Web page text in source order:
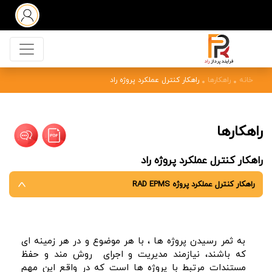
خانه راهکارها راهکار کنترل عملکرد پروژه راد
راهکارها
راهکار کنترل عملکرد پروژه راد
راهکار کنترل عملکرد پروژه RAD EPMS
به ثمر رسیدن پروژه ها ، با هر موضوع و در هر زمینه ای
که باشند، نیازمند مدیریت و اجرای
روش مند و حفظ
مستندات مرتبط با پروژه ها است که در واقع این مهم